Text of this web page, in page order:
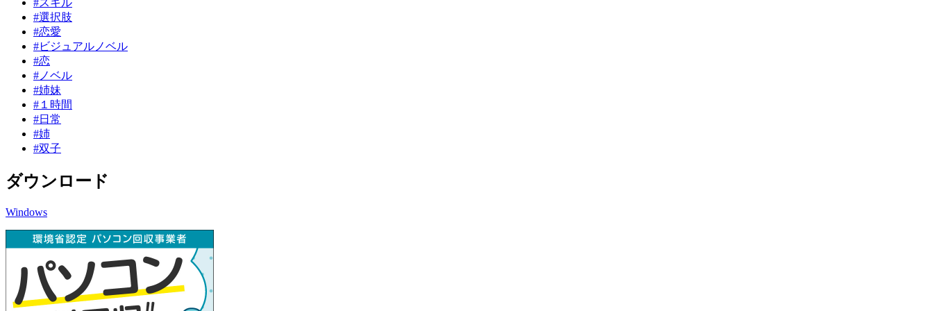
#選択肢
#恋愛
#ビジュアルノベル
#恋
#ノベル
#姉妹
#１時間
#日常
#姉
#双子
ダウンロード
Windows